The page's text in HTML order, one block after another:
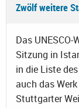
Zwölf weitere
Das
Sitzung in
in die Liste
auch das
Stuttgarter